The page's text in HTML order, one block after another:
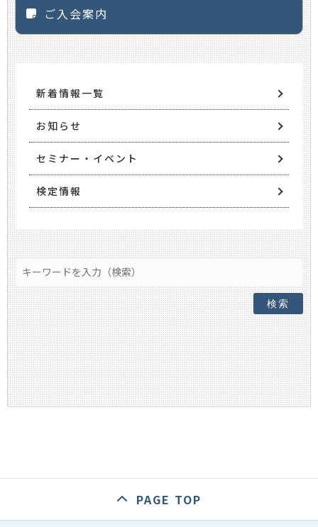
ご入会案内
新着情報一覧
お知らせ
セミナー・イベント
検定情報
検索
PAGE TOP